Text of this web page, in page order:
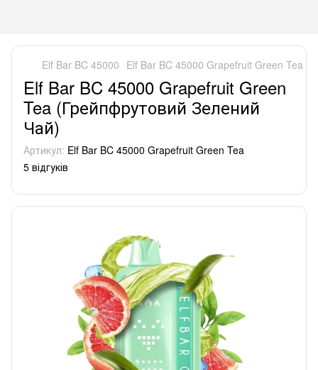
Elf Bar BC 45000 Elf Bar BC 45000 Grapefruit Green Tea
Elf Bar BC 45000 Grapefruit Green
Tea (Грейпфрутовий Зелений
Чай)
Артикул: Elf Bar BC 45000 Grapefruit Green Tea
5 відгуків